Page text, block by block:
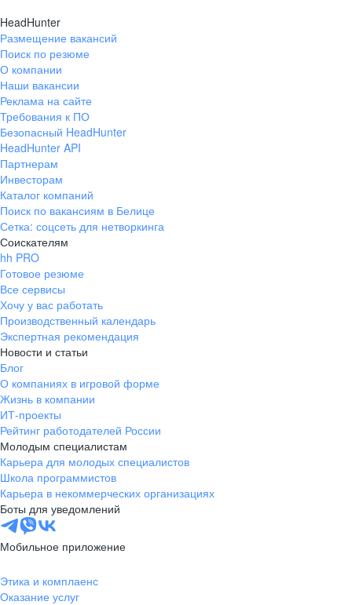
HeadHunter
Размещение вакансий
Поиск по резюме
О компании
Наши вакансии
Реклама на сайте
Требования к ПО
Безопасный HeadHunter
HeadHunter API
Партнерам
Инвесторам
Каталог компаний
Поиск по вакансиям в Белице
Сетка: соцсеть для нетворкинга
Соискателям
hh PRO
Готовое резюме
Все сервисы
Хочу у вас работать
Производственный календарь
Экспертная рекомендация
Новости и статьи
Блог
О компаниях в игровой форме
Жизнь в компании
ИТ-проекты
Рейтинг работодателей России
Молодым специалистам
Карьера для молодых специалистов
Школа программистов
Карьера в некоммерческих организациях
Боты для уведомлений
Мобильное приложение
Этика и комплаенс
Оказание услуг